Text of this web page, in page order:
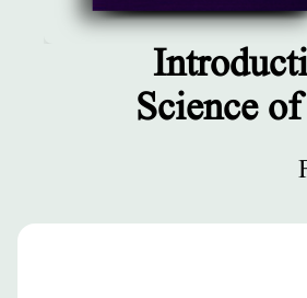
مطبوعات
Religion
Science